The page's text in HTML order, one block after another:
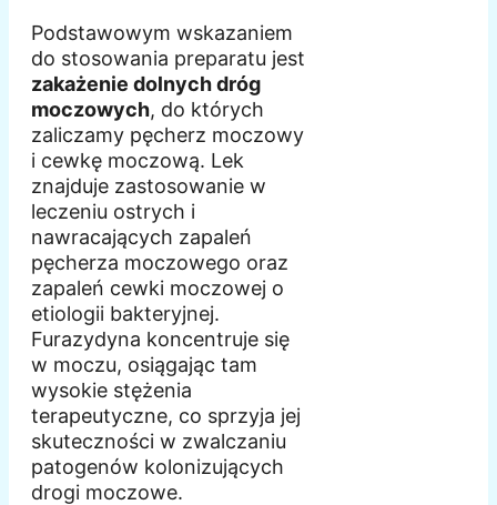
Podstawowym wskazaniem
do stosowania preparatu jest
zakażenie dolnych dróg
moczowych, do których
zaliczamy pęcherz moczowy
i cewkę moczową. Lek
znajduje zastosowanie w
leczeniu ostrych i
nawracających zapaleń
pęcherza moczowego oraz
zapaleń cewki moczowej o
etiologii bakteryjnej.
Furazydyna koncentruje się
w moczu, osiągając tam
wysokie stężenia
terapeutyczne, co sprzyja jej
skuteczności w zwalczaniu
patogenów kolonizujących
drogi moczowe.